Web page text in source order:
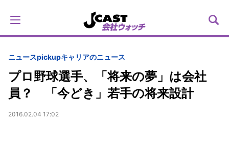
ニュースpickupキャリアのニュース
プロ野球選手、「将来の夢」は会社
員？ 「今どき」若手の将来設計
2016.02.04 17:02